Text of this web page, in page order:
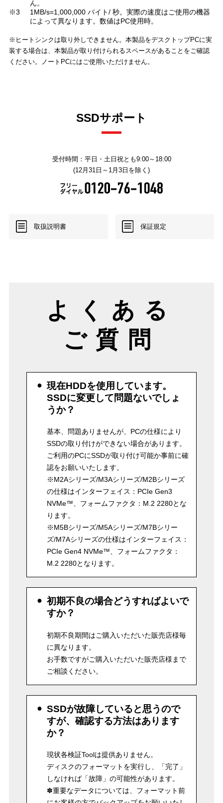
ん。
※3
1MB/s=1,000,000 バイト/ 秒。実際の速度はご使用の機器
によって異なります。数値はPC使用時。
※ヒートシンクは取り外しできません。本製品をデスクトップPCに実
装する場合は、本製品が取り付けられるスペースがあることをご確認
ください。ノートPCにはご使用いただけません。
SSDサポート
受付時間：平日・土日祝とも9:00～18:00
(12月31日～1月3日を除く)
取扱説明書 保証規定
よくある
ご質問
現在HDDを使用しています。
SSDに変更して問題ないでしょ
うか？
基本、問題ありませんが、PCの仕様により
SSDの取り付けができない場合があります。
ご利用のPCにSSDが取り付け可能か事前に確
認をお願いいたします。
※M2Aシリーズ/M3Aシリーズ/M2Bシリーズ
の仕様はインターフェイス：PCIe Gen3
NVMe™、フォームファクタ：M.2 2280とな
ります。
※M5Bシリーズ/M5Aシリーズ/M7Bシリー
ズ/M7Aシリーズの仕様はインターフェイス：
PCIe Gen4 NVMe™、フォームファクタ：
M.2 2280となります。
初期不良の場合どうすればよいで
すか？
初期不良期間はご購入いただいた販売店様毎
に異なります。
お手数ですがご購入いただいた販売店様まで
ご相談ください。
SSDが故障していると思うので
すが、確認する方法はあります
か？
現状各検証Toolは提供ありません。
ディスクのフォーマットを実行し、「完了」
しなければ「故障」の可能性があります。
✽重要なデータについては、フォーマット前